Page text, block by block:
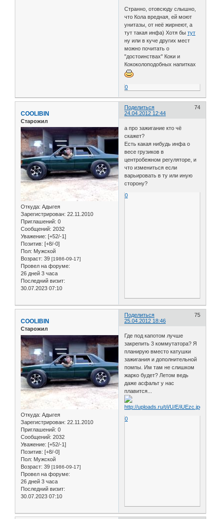
Странно, отовсюду слышно,
что Кола вредная, ей моют
унитазы, от неё жирнеют, а
тут такая инфа) Хотя бытут
ну или в куче других мест
можно почитать о
"достоинствах" Коки и
Кококолоподобных напитках
0
Поделиться
74
24.04.2012 12:44
COOLIBIN
Старожил
Откуда: Адыгея
Зарегистрирован: 22.11.2010
Приглашений: 0
Сообщений: 2032
Уважение: [+52/-1]
Позитив: [+8/-0]
Пол: Мужской
Возраст: 39 [1986-09-17]
Провел на форуме:
26 дней 3 часа
Последний визит:
30.07.2023 07:10
а про зажигание кто чё
скажет?
Есть какая нибудь инфа о
весе грузиков в
центробежном регуляторе, и
что измениться если
варьировать в ту или иную
сторону?
0
Поделиться
75
25.04.2012 18:46
COOLIBIN
Старожил
Откуда: Адыгея
Зарегистрирован: 22.11.2010
Приглашений: 0
Сообщений: 2032
Уважение: [+52/-1]
Позитив: [+8/-0]
Пол: Мужской
Возраст: 39 [1986-09-17]
Провел на форуме:
26 дней 3 часа
Последний визит:
30.07.2023 07:10
Где под капотом лучше
закрепить 3 коммутатора? Я
планирую вместо катушки
зажигания и дополнительной
помпы. Им там не слишком
жарко будет? Летом ведь
даже асфальт у нас
плавится...
0